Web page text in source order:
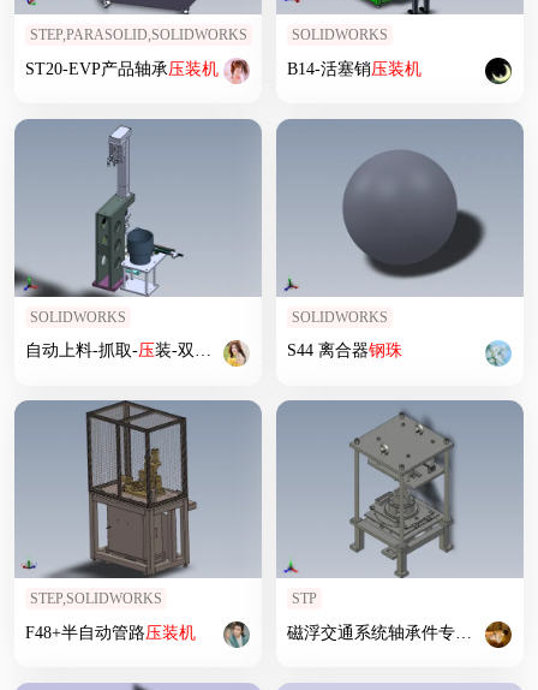
STEP,PARASOLID,SOLIDWORKS
ST20-EVP产品轴承压装机
SOLIDWORKS
B14-活塞销压装机
SOLIDWORKS
自动上料-抓取-压装-双工位伺服电缸销钉 压装机
SOLIDWORKS
S44 离合器钢珠
STEP,SOLIDWORKS
F48+半自动管路压装机
STP
磁浮交通系统轴承件专用 压装机